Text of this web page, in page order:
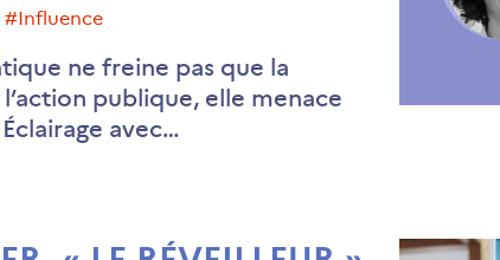
#influence
ne freine pas que la
publique, elle menace
avec…